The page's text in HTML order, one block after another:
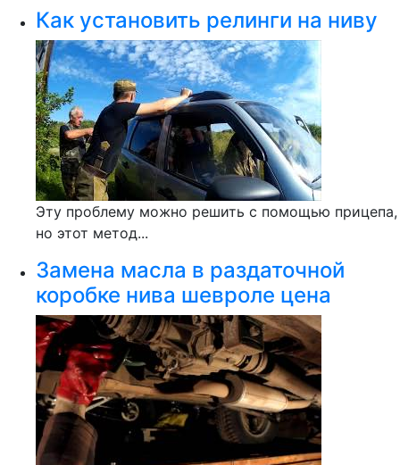
Как установить релинги на ниву
Эту проблему можно решить с помощью прицепа,
но этот метод...
Замена масла в раздаточной
коробке нива шевроле цена